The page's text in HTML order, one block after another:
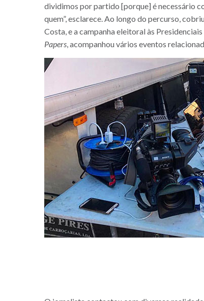
dividimos por partido [porque] é necessário
quem”, esclarece. Ao longo do percurso,
Costa, e a campanha eleitoral às
Papers , acompanhou vários eventos